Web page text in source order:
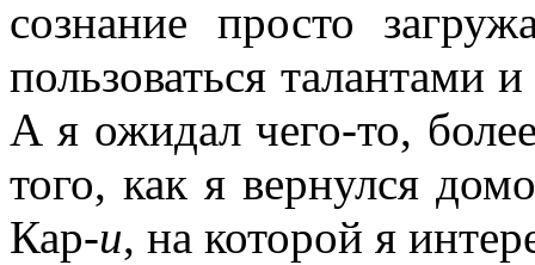
сознание просто
пользоваться
А я ожидал чего-то,
того, как я вернулся
Кар-и, на которой я